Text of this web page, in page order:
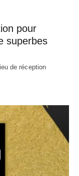
pour
superbes
de réception